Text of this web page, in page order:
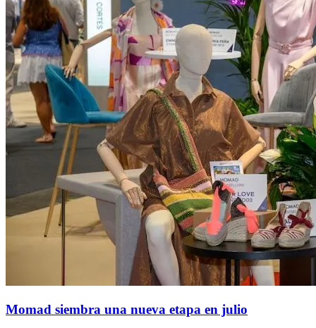
Momad siembra una nueva etapa en julio